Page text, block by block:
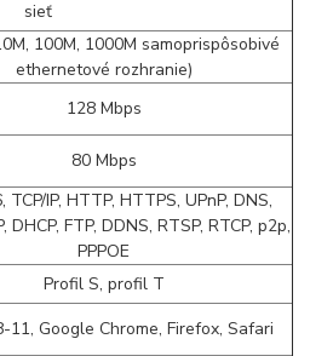
sieť
100M, 1000M samoprispôsobivé
ethernetové rozhranie)
128 Mbps
80 Mbps
TCP/IP, HTTP, HTTPS, UPnP, DNS,
DHCP, FTP, DDNS, RTSP, RTCP, p2p,
PPPOE
Profil S, profil T
11, Google Chrome, Firefox, Safari